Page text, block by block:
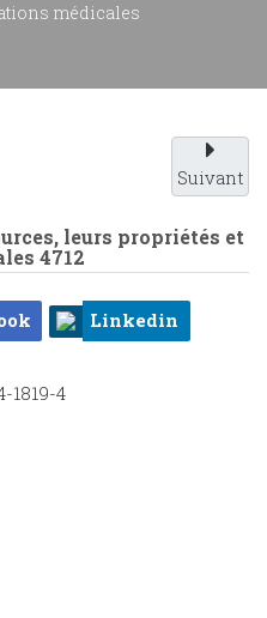
médicales
Suivant
leurs propriétés et
4712
Linkedin